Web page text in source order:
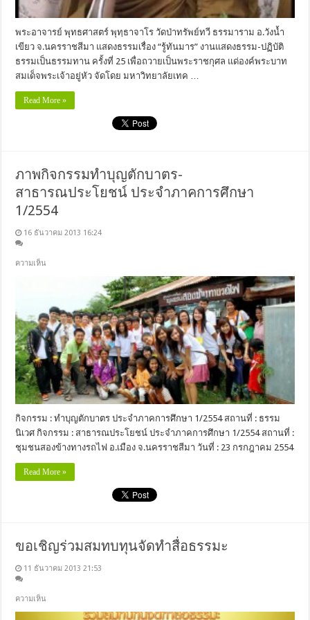
พระอาจารย์ พุทธศาสตร์ พุทฺธาจาโร วัดป่าทรัพย์ทวี ธรรมาราม อ.วังน้ำ
เขียว จ.นครราชสีมา แสดงธรรมเรื่อง “รู้ทันมาร” งานแสดงธรรม-ปฏิบัติ
ธรรมเป็นธรรมทาน ครั้งที่ 25 เพื่อถวายเป็นพระราชกุศล แด่องค์พระบาท
สมเด็จพระเจ้าอยู่หัว จัดโดย มหาวิทยาลัยเทค …
Read More »
ภาพกิจกรรมทำบุญตักบาตร-
สาธารณประโยชน์ ประจำภาคการศึกษา
1/2554
16 ธันวาคม 2013 16:24
ความเห็น
กิจกรรม : ทำบุญตักบาตร ประจำภาคการศึกษา 1/2554 สถานที่ : ธรรม
นิเวศ กิจกรรม : สาธารณประโยชน์ ประจำภาคการศึกษา 1/2554 สถานที่ :
ชุมชนสองข้างทางรถไฟ อ.เมือง จ.นครราชสีมา วันที่ : 23 กรกฎาคม 2554
Read More »
ขอเชิญร่วมสมทบทุนจัดทำสื่อธรรมะ
11 ธันวาคม 2013 21:53
ความเห็น